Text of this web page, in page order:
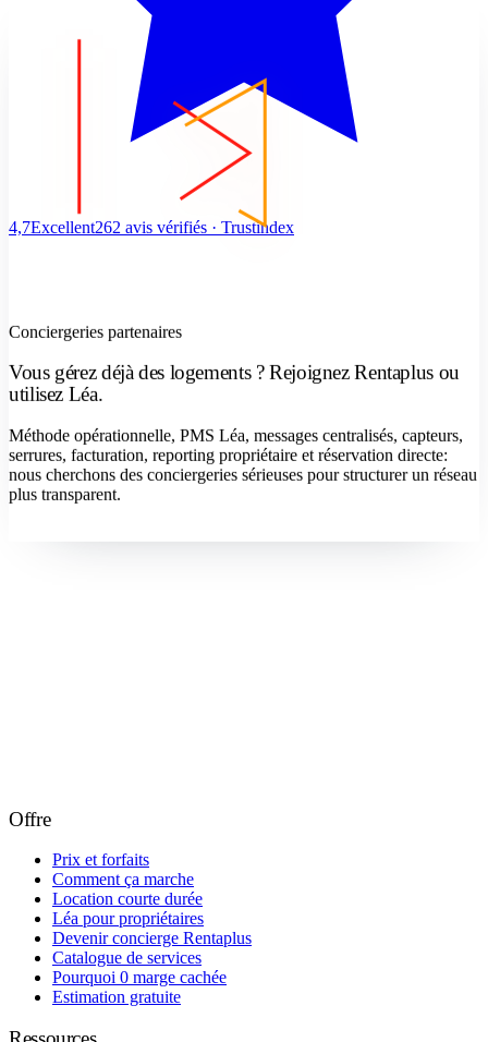
4,7Excellent262 avis vérifiés · Trustindex
Conciergeries partenaires
Vous gérez déjà des logements ? Rejoignez Rentaplus ou
utilisez Léa.
Méthode opérationnelle, PMS Léa, messages centralisés, capteurs,
serrures, facturation, reporting propriétaire et réservation directe:
nous cherchons des conciergeries sérieuses pour structurer un réseau
plus transparent.
Offre
Prix et forfaits
Comment ça marche
Location courte durée
Léa pour propriétaires
Devenir concierge Rentaplus
Catalogue de services
Pourquoi 0 marge cachée
Estimation gratuite